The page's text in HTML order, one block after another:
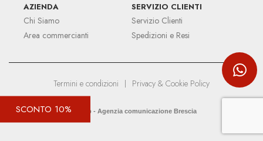
SCONTO 10%
AZIENDA
Chi Siamo
Area commercianti
SERVIZIO CLIENTI
Servizio Clienti
Spedizioni e Resi
Termini e condizioni | Privacy & Cookie Policy
Up&Up - Agenzia comunicazione Brescia